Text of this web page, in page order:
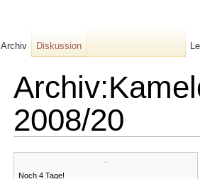
2008/20
Noch 4 Tage!
Archiv Diskussion